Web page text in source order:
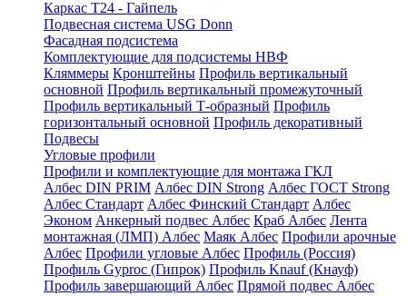
Каркас Т24 - Гайпель
Подвесная система USG Donn
Фасадная подсистема
Комплектующие для подсистемы НВФ
Кляммеры Кронштейны Профиль вертикальный
основной Профиль вертикальный промежуточный
Профиль вертикальный Т-образный Профиль
горизонтальный основной Профиль декоративный
Подвесы
Угловые профили
Профили и комплектующие для монтажа ГКЛ
Албес DIN PRIM Албес DIN Strong Албес ГОСТ Strong
Албес Стандарт Албес Финский Стандарт Албес
Эконом Анкерный подвес Албес Краб Албес Лента
монтажная (ЛМП) Албес Маяк Албес Профили арочные
Албес Профили угловые Албес Профиль (Россия)
Профиль Gyproc (Гипрок) Профиль Knauf (Кнауф)
Профиль завершающий Албес Прямой подвес Албес